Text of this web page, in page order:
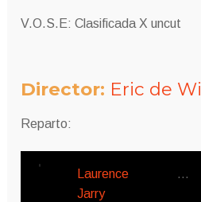
V.O.S.E: Clasificada X uncut
Director: Eric de
Reparto:
Laurence
Jarry
…